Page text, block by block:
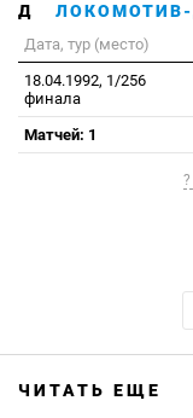
Дата, тур (место)
18.04.1992, 1/256
финала
Матчей: 1
ЧИТАТЬ ЕЩЕ